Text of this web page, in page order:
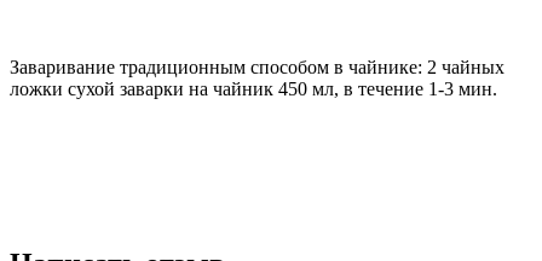
Заваривание традиционным способом в чайнике: 2 чайных
ложки сухой заварки на чайник 450 мл, в течение 1-3 мин.